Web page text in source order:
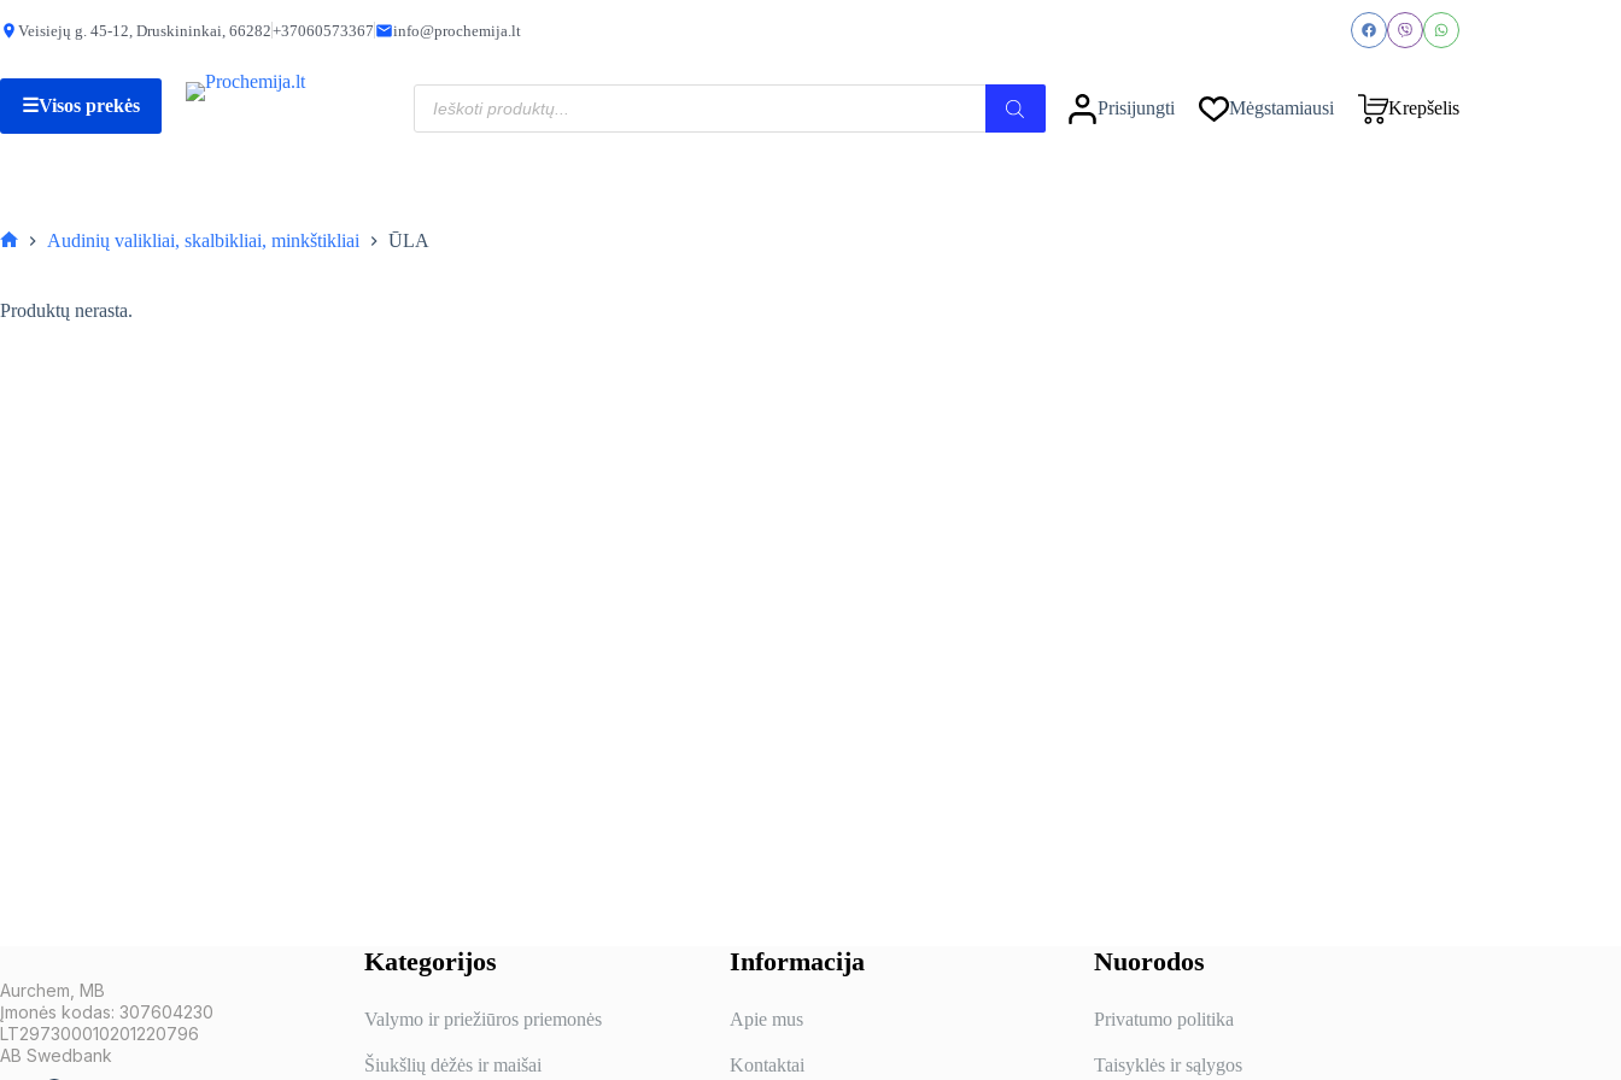
to Veisiejų g. 45-12, Druskininkai, 66282+37060573367 info@prochemija.lt
☰Visos prekės
Produktų
paieška
Prisijungti Mėgstamiausi Krepšelis
Audinių valikliai, skalbikliai, minkštikliai ŪLA
Produktų nerasta.
Aurchem, MB
Įmonės kodas: 307604230
LT297300010201220796
AB Swedbank
Kategorijos
Valymo ir priežiūros priemonės
Šiukšlių dėžės ir maišai
Informacija
Apie mus
Kontaktai
Nuorodos
Privatumo politika
Taisyklės ir sąlygos